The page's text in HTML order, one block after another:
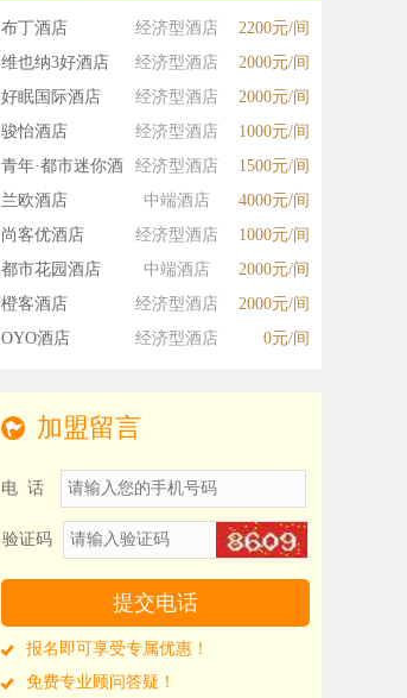
布丁酒店 经济型酒店
2200元/间
维也纳3好酒店
经济型酒店
2000元/间
好眠国际酒店
经济型酒店
2000元/间
骏怡酒店
经济型酒店
1000元/间
青年·都市迷你酒
店
经济型酒店
1500元/间
兰欧酒店
中端酒店
4000元/间
尚客优酒店
经济型酒店
1000元/间
都市花园酒店
中端酒店
2000元/间
橙客酒店
经济型酒店
2000元/间
OYO酒店
经济型酒店 0元/间
加盟留言
电 话
验证码
报名即可享受专属优惠！
免费专业顾问答疑！